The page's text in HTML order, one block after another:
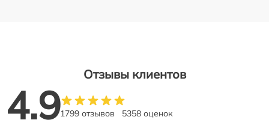
Отзывы клиентов
4.91799 отзывов 5358 оценок